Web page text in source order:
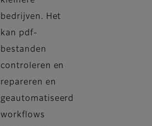
bedrijven. Het
kan pdf-
bestanden
controleren en
repareren en
geautomatiseerd
workflows